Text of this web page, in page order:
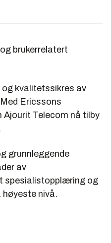
brukerrelatert
og kvalitetssikres av
Ericssons
Ajourit Telecom nå tilby
grunnleggende
av
spesialistopplæring og
nivå.